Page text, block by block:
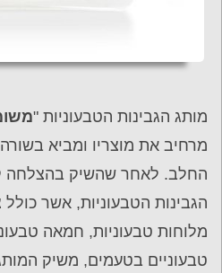
מותג הגבינות הטבעוניות "
מרחיב את מוצריו ומביא
החלב. לאחר שהשיק בהצלחה
הגבינות הטבעוניות, אשר כולל
מלוחות טבעוניות, חמאה
טבעוניים בטעמים, משיק